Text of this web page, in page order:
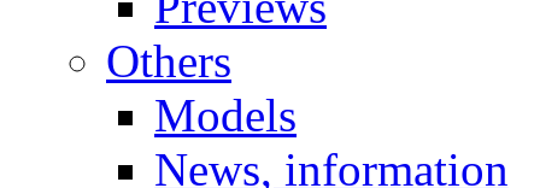
Others
Models
News, information